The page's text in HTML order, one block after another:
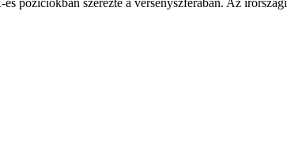
pozíciókban szerezte a versenyszférában. Az írországi